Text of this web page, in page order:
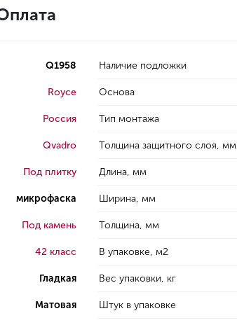
Q1958
Royce
Россия
Qvadro
Под плитку
микрофаска
Под камень
42 класс
Гладкая
Матовая
Наличие подложки
Основа
Тип монтажа
Толщина защитного слоя, мм
Длина, мм
Ширина, мм
Толщина, мм
В упаковке, м2
Вес упаковки, кг
Штук в упаковке